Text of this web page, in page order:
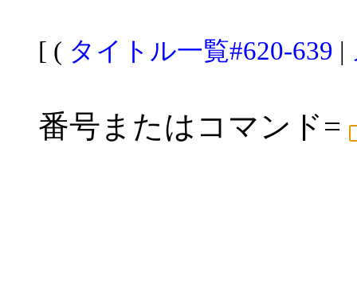
[ ( タイトル一覧#620-639 |
番号またはコマンド=